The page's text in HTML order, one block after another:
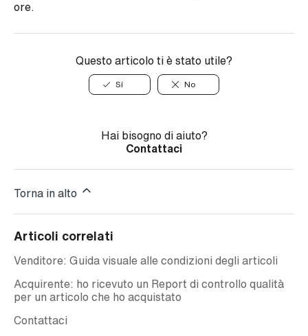
ore.
Questo articolo ti è stato utile?
Sí No
Hai bisogno di aiuto?
Contattaci
Torna in alto
Articoli correlati
Venditore: Guida visuale alle condizioni degli articoli
Acquirente: ho ricevuto un Report di controllo qualità
per un articolo che ho acquistato
Contattaci